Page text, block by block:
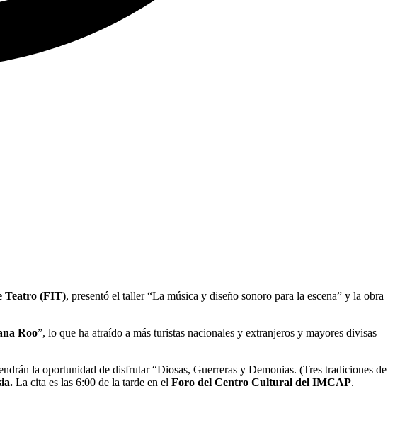
Teatro (FIT), presentó el taller “La música y diseño sonoro para la escena” y la obra
Roo”, lo que ha atraído a más turistas nacionales y extranjeros y mayores divisas
la oportunidad de disfrutar “Diosas, Guerreras y Demonias. (Tres tradiciones de
La cita es las 6:00 de la tarde en el Foro del Centro Cultural del IMCAP.